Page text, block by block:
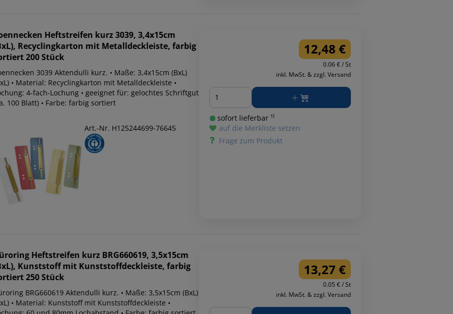
Heftstreifen kurz 3039, 3,4x15cm
Recyclingkarton mit Metalldeckleiste, farbig
200 Stück
3039 Aktendulli kurz. • Maße: 3,4x15cm (BxL)
• Material: Recyclingkarton mit Metalldeckleiste •
4-fach-Lochung • geeignet für: gelochtes Schriftgut
100 Blatt) • Farbe: farbig sortiert
Art.-Nr. H125244699-76645
12,48 €
0.06 € / St
inkl. MwSt. & zzgl. Versand
Menge
sofort lieferbar ¹⁾
auf die Merkliste setzen
Frage zum Produkt
Heftstreifen kurz BRG660619, 3,5x15cm
Kunststoff mit Kunststoffdeckleiste, farbig
250 Stück
BRG660619 Aktendulli kurz. • Maße: 3,5x15cm (BxL)
• Material: Kunststoff mit Kunststoffdeckleiste •
13,27 €
0.05 € / St
inkl. MwSt. & zzgl. Versand
Menge